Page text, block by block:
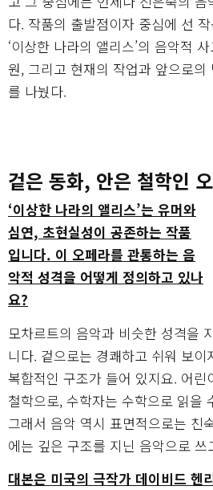
다. 작품의 출발점이자 중심에 선
‘이상한 나라의 앨리스’의 음악적
원, 그리고 현재의 작업과 앞으로의
를 나눴다.
겉은 동화, 안은 철학인
‘이상한 나라의 앨리스’는 유머와
심연, 초현실성이 공존하는 작품
입니다. 이 오페라를 관통하는 음
악적 성격을 어떻게 정의하고 있나
요?
모차르트의 음악과 비슷한 성격을
니다. 겉으로는 경쾌하고 쉬워 보
복합적인 구조가 들어 있지요. 어린
철학으로, 수학자는 수학으로 읽을
그래서 음악 역시 표면적으로는 친
에는 깊은 구조를 지닌 음악으로 쓰
대본은 미국의 극작가 데이비드 헨